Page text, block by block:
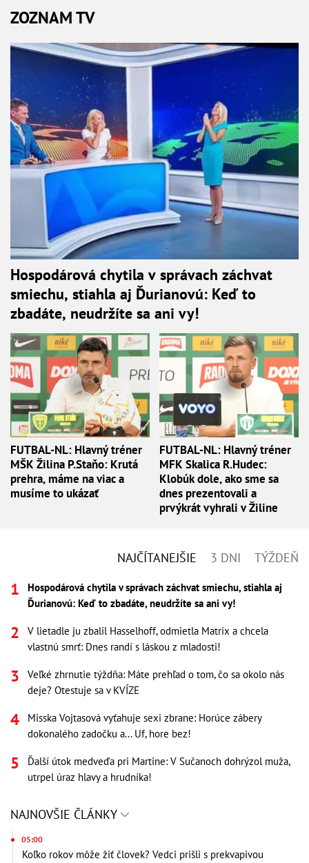
ZOZNAM TV
Hospodárová chytila v správach záchvat
smiechu, stiahla aj Ďurianovú: Keď to
zbadáte, neudržíte sa ani vy!
FUTBAL-NL: Hlavný tréner
MŠK Žilina P.Staňo: Krutá
prehra, máme na viac a
musíme to ukázať
FUTBAL-NL: Hlavný tréner
MFK Skalica R.Hudec:
Klobúk dole, ako sme sa
dnes prezentovali a
prvýkrát vyhrali v Žiline
NAJČÍTANEJŠIE 3 DNI TÝŽDEŇ
Hospodárová chytila v správach záchvat smiechu, stiahla aj
Ďurianovú: Keď to zbadáte, neudržíte sa ani vy!
V lietadle ju zbalil Hasselhoff, odmietla Matrix a chcela
vlastnú smrť: Dnes randí s láskou z mladosti!
Veľké zhrnutie týždňa: Máte prehľad o tom, čo sa okolo nás
deje? Otestuje sa v KVÍZE
Misska Vojtasová vyťahuje sexi zbrane: Horúce zábery
dokonalého zadočku a... Uf, hore bez!
Ďalší útok medveďa pri Martine: V Sučanoch dohrýzol muža,
utrpel úraz hlavy a hrudníka!
NAJNOVŠIE ČLÁNKY
05:00
Koľko rokov môže žiť človek? Vedci prišli s prekvapivou